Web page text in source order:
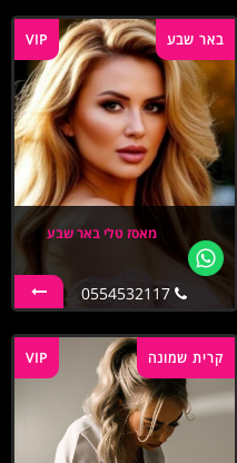
VIP באר שבע
מאסז טלי באר שבע
0554532117
VIP קרית שמונה